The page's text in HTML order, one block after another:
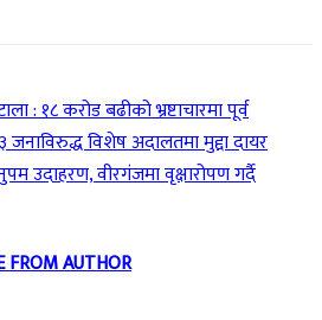
: १८ करोड बढीको भ्रष्टाचारमा पूर्व
जनाविरुद्ध विशेष अदालतमा मुद्दा दायर
उदाहरण, वीरगंजमा वृक्षारोपण गर्दै
FROM AUTHOR